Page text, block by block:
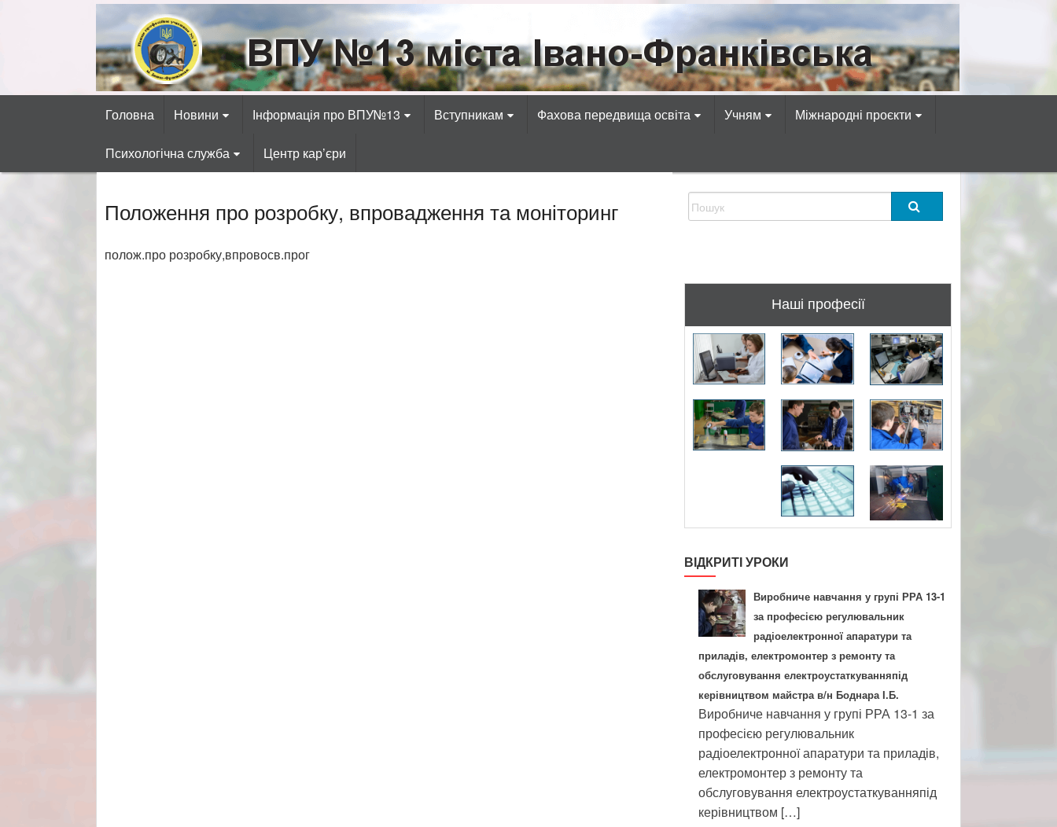
ВПУ №13 міста Івано-Франківська
Готуємо фахівців автосервісних, радіотехнічних, електротехнічних, економічних, комп’ютерних професій!
Головна Новини Інформація про ВПУ№13 Вступникам Фахова передвища освіта Учням Міжнародні проєкти
Психологічна служба Центр кар’єри
Положення про розробку, впровадження та моніторинг
полож.про розробку,впровосв.прог
Наші професії
ВІДКРИТІ УРОКИ
Виробниче навчання у групі РРА 13-1
за професією регулювальник
радіоелектронної апаратури та
приладів, електромонтер з ремонту та
обслуговування електроустаткуванняпід
керівництвом майстра в/н Боднара І.Б.
Виробниче навчання у групі РРА 13-1 за
професією регулювальник
радіоелектронної апаратури та приладів,
електромонтер з ремонту та
обслуговування електроустаткуванняпід
керівництвом […]